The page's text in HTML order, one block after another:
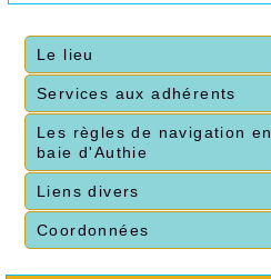
Le lieu
Services aux adhérents
Les règles de navigation en
baie d'Authie
Liens divers
Coordonnées